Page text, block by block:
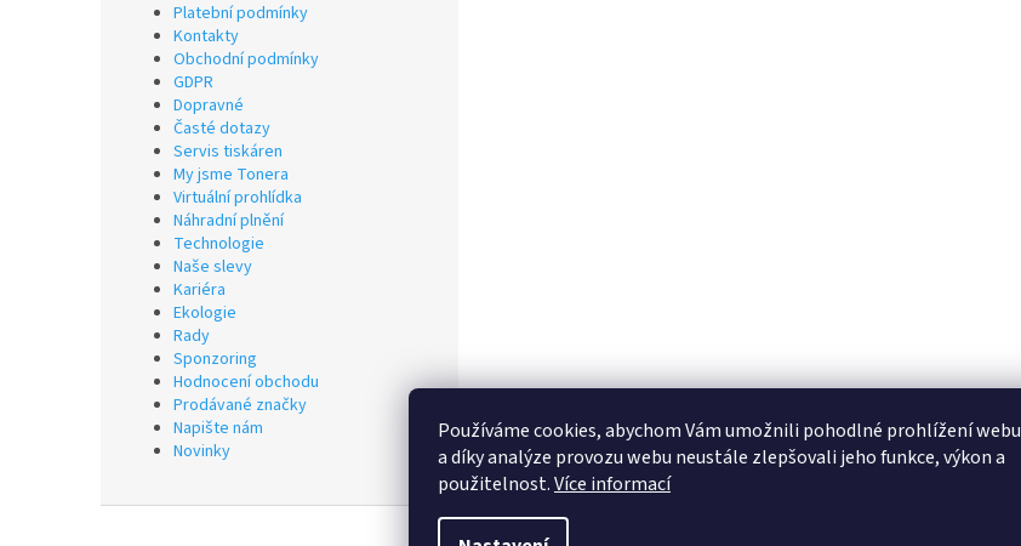
Používáme cookies, abychom Vám umožnili pohodlné prohlížení webu
a díky analýze provozu webu neustále zlepšovali jeho funkce, výkon a
použitelnost.Více informací
Platební podmínky
Kontakty
Obchodní podmínky
GDPR
Dopravné
Časté dotazy
Servis tiskáren
My jsme Tonera
Virtuální prohlídka
Náhradní plnění
Technologie
Naše slevy
Kariéra
Ekologie
Rady
Sponzoring
Hodnocení obchodu
Prodávané značky
Napište nám
Novinky